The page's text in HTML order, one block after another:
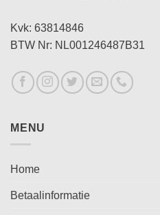
Kvk: 63814846
BTW Nr: NL001246487B31
MENU
Home
Betaalinformatie